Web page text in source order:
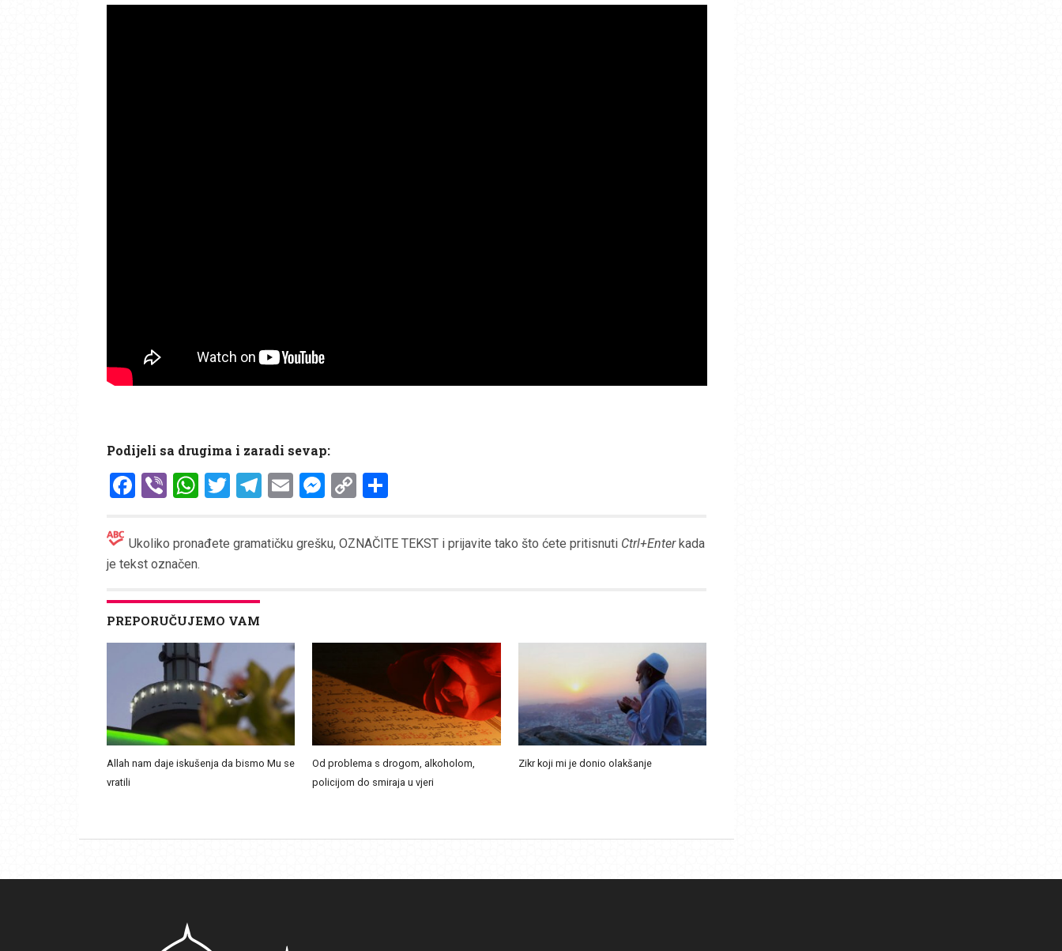
Podijeli sa drugima i zaradi sevap:
Facebook
ViberWhatsApp
Twitter
Telegram
EmailMessenger
Copy
Ukoliko pronađete gramatičku grešku, OZNAČITE TEKST i prijavite tako što ćete pritisnuti Ctrl+Enterkada
je tekst označen.
PREPORUČUJEMO VAM
Allah nam daje iskušenja da bismo Mu se
vratili
Od problema s drogom, alkoholom,
policijom do smiraja u vjeri
Zikr koji mi je donio olakšanje